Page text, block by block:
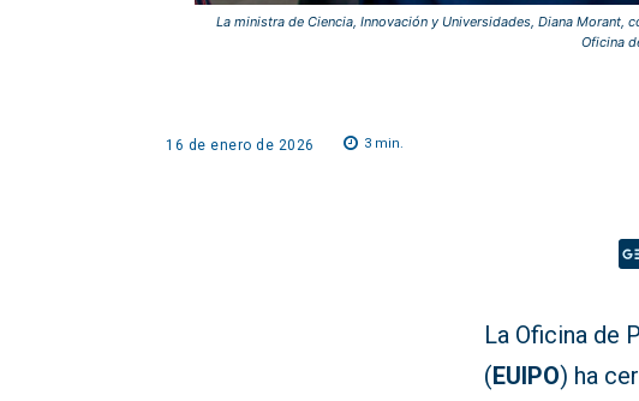
La ministra de Ciencia, Innovación y Universidades, Diana Morant,
Oficina
16 de enero de 2026 3min.
La Oficina de
(EUIPO) ha